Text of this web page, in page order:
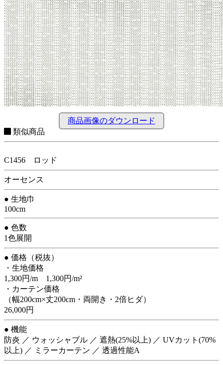
商品画像のダウンロード
類似商品
C1456 ロッド
オーセンス
● 生地巾
100cm
● 色数
1色展開
● 価格（税抜）
・生地価格
1,300円/m 1,300円/m²
・カーテン価格
（幅200cm×丈200cm・両開き・2倍ヒダ）
26,000円
● 機能
防炎 ／ ウォッシャブル ／ 遮熱(25%以上) ／ UVカット(70%
以上) ／ ミラーカーテン ／ 透過性能A